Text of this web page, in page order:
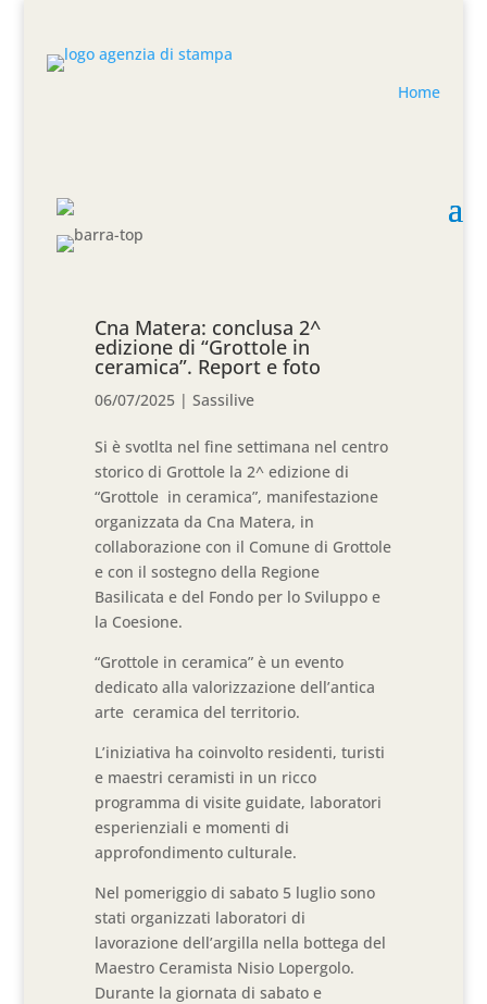
Home
Cna Matera: conclusa 2^
edizione di “Grottole in
ceramica”. Report e foto
06/07/2025 |Sassilive
Si è svotlta nel fine settimana nel centro
storico di Grottole la 2^ edizione di
“Grottole in ceramica”, manifestazione
organizzata da Cna Matera, in
collaborazione con il Comune di Grottole
e con il sostegno della Regione
Basilicata e del Fondo per lo Sviluppo e
la Coesione.
“Grottole in ceramica” è un evento
dedicato alla valorizzazione dell’antica
arte ceramica del territorio.
L’iniziativa ha coinvolto residenti, turisti
e maestri ceramisti in un ricco
programma di visite guidate, laboratori
esperienziali e momenti di
approfondimento culturale.
Nel pomeriggio di sabato 5 luglio sono
stati organizzati laboratori di
lavorazione dell’argilla nella bottega del
Maestro Ceramista Nisio Lopergolo.
Durante la giornata di sabato e